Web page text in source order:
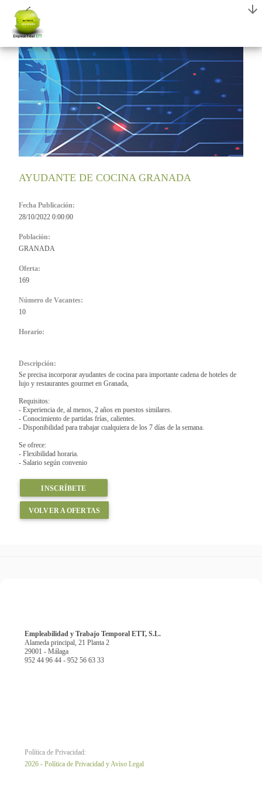
AYUDANTE DE COCINA GRANADA
Fecha Publicación:
28/10/2022 0:00:00
Población:
GRANADA
Oferta:
169
Número de Vacantes:
10
Horario:
Descripción:
Se precisa incorporar ayudantes de cocina para importante cadena de hoteles de
lujo y restaurantes gourmet en Granada,
Requisitos:
- Experiencia de, al menos, 2 años en puestos similares.
- Conocimiento de partidas frías, calientes.
- Disponibilidad para trabajar cualquiera de los 7 días de la semana.
Se ofrece:
- Flexibilidad horaria.
- Salario según convenio
INSCRÍBETE
VOLVER A OFERTAS
Empleabilidad y Trabajo Temporal ETT, S.L.
Alameda principal, 21 Planta 2
29001 - Málaga
952 44 96 44 - 952 56 63 33
Política de Privacidad:
2026 - Política de Privacidad y Aviso Legal